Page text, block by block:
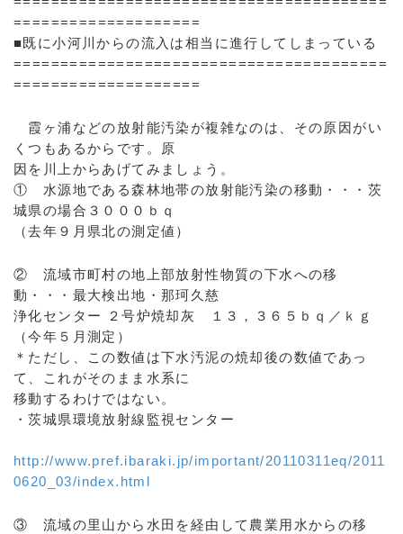
====================
■既に小河川からの流入は相当に進行してしまっている
========================================
====================
霞ヶ浦などの放射能汚染が複雑なのは、その原因がい
くつもあるからです。原
因を川上からあげてみましょう。
① 水源地である森林地帯の放射能汚染の移動・・・茨
城県の場合３０００ｂｑ
（去年９月県北の測定値）
② 流域市町村の地上部放射性物質の下水への移
動・・・最大検出地・那珂久慈
浄化センター ２号炉焼却灰 １３，３６５ｂｑ／ｋｇ
（今年５月測定）
＊ただし、この数値は下水汚泥の焼却後の数値であっ
て、これがそのまま水系に
移動するわけではない。
・茨城県環境放射線監視センター
http://www.pref.ibaraki.jp/important/20110311eq/2011
0620_03/index.html
③ 流域の里山から水田を経由して農業用水からの移